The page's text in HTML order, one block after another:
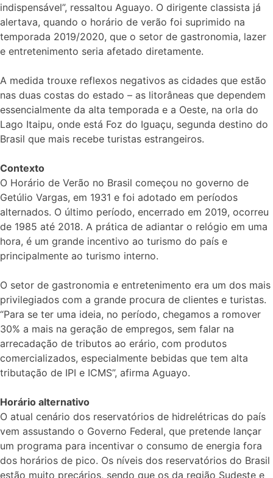
indispensável”, ressaltou Aguayo. O dirigente classista já
alertava, quando o horário de verão foi suprimido na
temporada 2019/2020, que o setor de gastronomia, lazer
e entretenimento seria afetado diretamente.
A medida trouxe reflexos negativos as cidades que estão
nas duas costas do estado – as litorâneas que dependem
essencialmente da alta temporada e a Oeste, na orla do
Lago Itaipu, onde está Foz do Iguaçu, segunda destino do
Brasil que mais recebe turistas estrangeiros.
Contexto
O Horário de Verão no Brasil começou no governo de
Getúlio Vargas, em 1931 e foi adotado em períodos
alternados. O último período, encerrado em 2019, ocorreu
de 1985 até 2018. A prática de adiantar o relógio em uma
hora, é um grande incentivo ao turismo do país e
principalmente ao turismo interno.
O setor de gastronomia e entretenimento era um dos mais
privilegiados com a grande procura de clientes e turistas.
“Para se ter uma ideia, no período, chegamos a romover
30% a mais na geração de empregos, sem falar na
arrecadação de tributos ao erário, com produtos
comercializados, especialmente bebidas que tem alta
tributação de IPI e ICMS”, afirma Aguayo.
Horário alternativo
O atual cenário dos reservatórios de hidrelétricas do país
vem assustando o Governo Federal, que pretende lançar
um programa para incentivar o consumo de energia fora
dos horários de pico. Os níveis dos reservatórios do Brasil
estão muito precários, sendo que os da região Sudeste e